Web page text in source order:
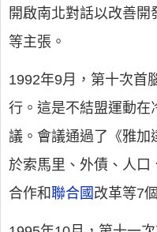
開啟南北對話以改善
等主張。
1992年9月，第十次首
行。這是不結盟運動在
議。會議通過了《雅加
於索馬里、外債、人口
合作和聯合國 改革等7